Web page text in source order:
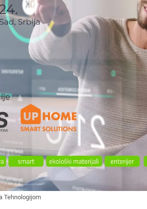
Tehnologijom